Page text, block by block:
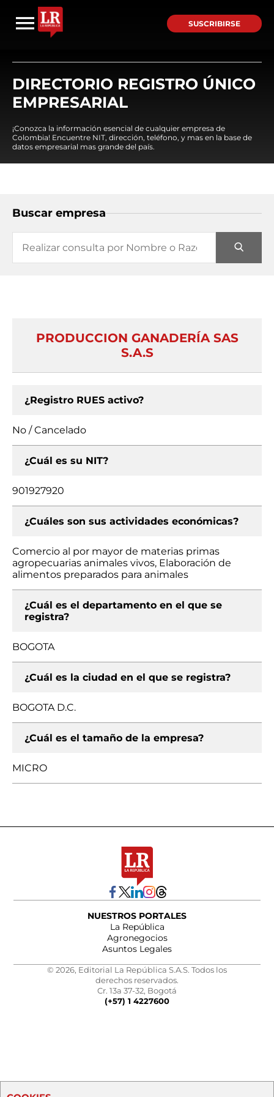
SUSCRIBIRSE
DIRECTORIO REGISTRO ÚNICO
EMPRESARIAL
¡Conozca la información esencial de cualquier empresa de
Colombia! Encuentre NIT, dirección, teléfono, y mas en la base de
datos empresarial mas grande del país.
Buscar empresa
PRODUCCION GANADERÍA SAS
S.A.S
¿Registro RUES activo?
No / Cancelado
¿Cuál es su NIT?
901927920
¿Cuáles son sus actividades económicas?
Comercio al por mayor de materias primas
agropecuarias animales vivos, Elaboración de
alimentos preparados para animales
¿Cuál es el departamento en el que se
registra?
BOGOTA
¿Cuál es la ciudad en el que se registra?
BOGOTA D.C.
¿Cuál es el tamaño de la empresa?
MICRO
NUESTROS PORTALES
La República
Agronegocios
Asuntos Legales
© 2026, Editorial La República S.A.S. Todos los
derechos reservados.
Cr. 13a 37-32, Bogotá
(+57) 1 4227600